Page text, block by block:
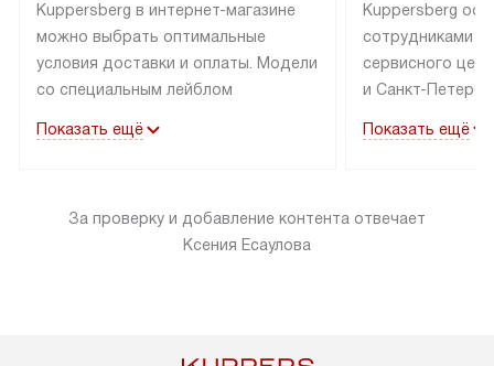
Kuppersberg в интернет-магазине
можно выбрать оптимальные
условия доставки и оплаты. Модели
со специальным лейблом
в пределах МКАД до подъезда,
«в наличии» может быть отправлен
покупателю в течение трех дней.
После 100% предоплаты наша
Показать ещё
Kuppersberg
сотрудниками
сервисного
и Санкт-
подключается к
за пределы
Показать ещё
За проверку и добавление контента отвечает
Ксения Есаулова